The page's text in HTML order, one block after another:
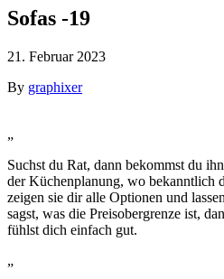
Sofas -19
21. Februar 2023
By graphixer
„
Suchst du Rat, dann bekommst du
der Küchenplanung, wo bekanntlich
zeigen sie dir alle Optionen und
sagst, was die Preisobergrenze ist,
fühlst dich einfach gut.
„